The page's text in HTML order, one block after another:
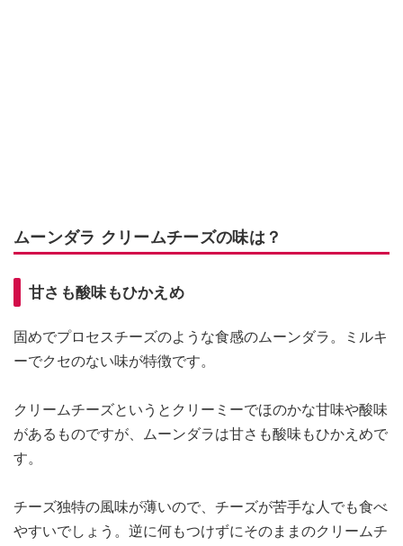
ムーンダラ クリームチーズの味は？
甘さも酸味もひかえめ
固めでプロセスチーズのような食感のムーンダラ。ミルキ
ーでクセのない味が特徴です。
クリームチーズというとクリーミーでほのかな甘味や酸味
があるものですが、ムーンダラは甘さも酸味もひかえめで
す。
チーズ独特の風味が薄いので、チーズが苦手な人でも食べ
やすいでしょう。逆に何もつけずにそのままのクリームチ